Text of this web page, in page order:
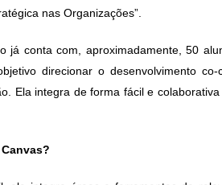
nas Organizações”.
já conta com, aproximadamente, 50
direcionar o desenvolvimento
Ela integra de forma fácil e